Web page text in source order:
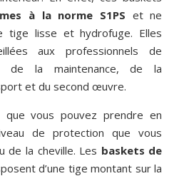
à la norme S1PS et ne
tige lisse et hydrofuge. Elles
aux professionnels de
de la maintenance, de la
et du second œuvre.
vous pouvez prendre en
de protection que vous
de la cheville. Les baskets de
d’une tige montant sur la